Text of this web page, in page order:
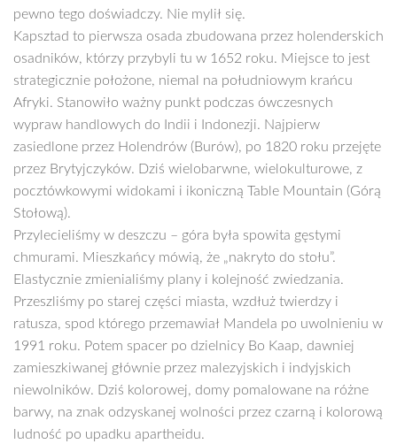
pewno tego doświadczy. Nie mylił się.
Kapsztad to pierwsza osada zbudowana przez holenderskich
osadników, którzy przybyli tu w 1652 roku. Miejsce to jest
strategicznie położone, niemal na południowym krańcu
Afryki. Stanowiło ważny punkt podczas ówczesnych
wypraw handlowych do Indii i Indonezji. Najpierw
zasiedlone przez Holendrów (Burów), po 1820 roku przejęte
przez Brytyjczyków. Dziś wielobarwne, wielokulturowe, z
pocztówkowymi widokami i ikoniczną Table Mountain (Górą
Stołową).
Przylecieliśmy w deszczu – góra była spowita gęstymi
chmurami. Mieszkańcy mówią, że „nakryto do stołu”.
Elastycznie zmienialiśmy plany i kolejność zwiedzania.
Przeszliśmy po starej części miasta, wzdłuż twierdzy i
ratusza, spod którego przemawiał Mandela po uwolnieniu w
1991 roku. Potem spacer po dzielnicy Bo Kaap, dawniej
zamieszkiwanej głównie przez malezyjskich i indyjskich
niewolników. Dziś kolorowej, domy pomalowane na różne
barwy, na znak odzyskanej wolności przez czarną i kolorową
ludność po upadku apartheidu.